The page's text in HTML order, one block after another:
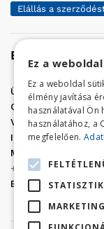
Elállás a
Elérhetőség
Üzletünk címe:
Golf Center
VÁR-Kert Áruház:
Iroda:06 (56) 421-
Megrendelés,
+36 (70) 938-3356
E-mail:
Ez a
Ez a weboldal
élmény javítása
használatával Ön
használatához, a
megfelelően.
MARKETING